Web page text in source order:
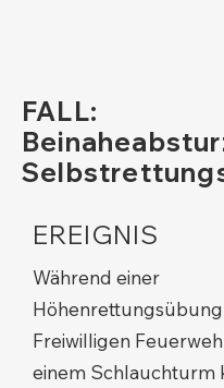
FALL:
EREIGNIS
Während einer
Freiwilligen
einem Schlauchturm